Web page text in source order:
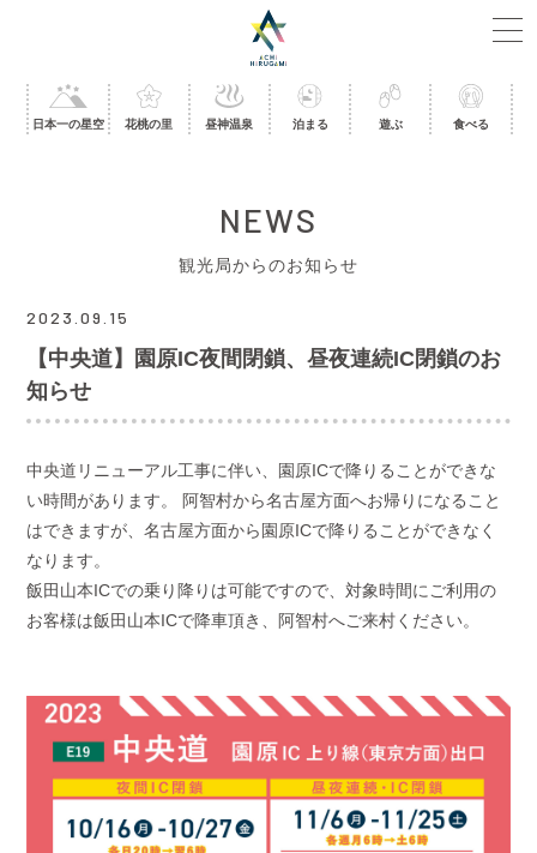
日本一の星空 花桃の里 昼神温泉 泊まる 遊ぶ 食べる
NEWS
観光局からのお知らせ
2023.09.15
【中央道】園原IC夜間閉鎖、昼夜連続IC閉鎖のお
知らせ
中央道リニューアル工事に伴い、園原ICで降りることができな
い時間があります。 阿智村から名古屋方面へお帰りになること
はできますが、名古屋方面から園原ICで降りることができなく
なります。
飯田山本ICでの乗り降りは可能ですので、対象時間にご利用の
お客様は飯田山本ICで降車頂き、阿智村へご来村ください。